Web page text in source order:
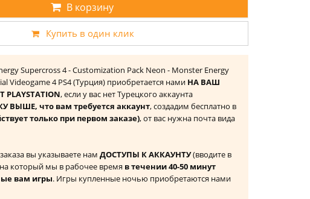
В корзину
Купить в один клик
Supercross 4 - Customization Pack Neon - Monster Energy
Videogame 4 PS4 (Турция) приобретается нами НА ВАШ
, если у вас нет Турецкого аккаунта
ВЫШЕ, что вам требуется аккаунт, создадим бесплатно в
только при первом заказе), от вас нужна почта вида
вы указываете нам ДОСТУПЫ К АККАУНТУ(вводите в
который мы в рабочее время в течении 40-50 минут
вам игры. Игры купленные ночью приобретаются нами